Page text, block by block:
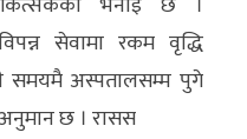
सेवामा रकम वृद्धि
समयमै अस्पतालसम्म पुगे
छ । रासस